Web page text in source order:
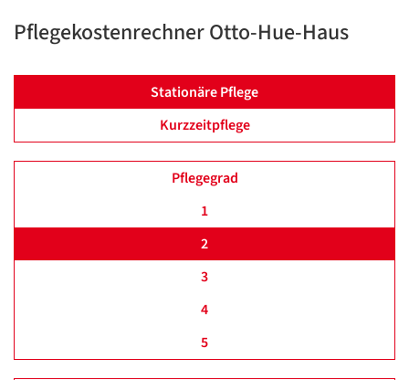
Pflegekostenrechner Otto-Hue-Haus
Stationäre Pflege
Kurzzeitpflege
Pflegegrad
1
2
3
4
5